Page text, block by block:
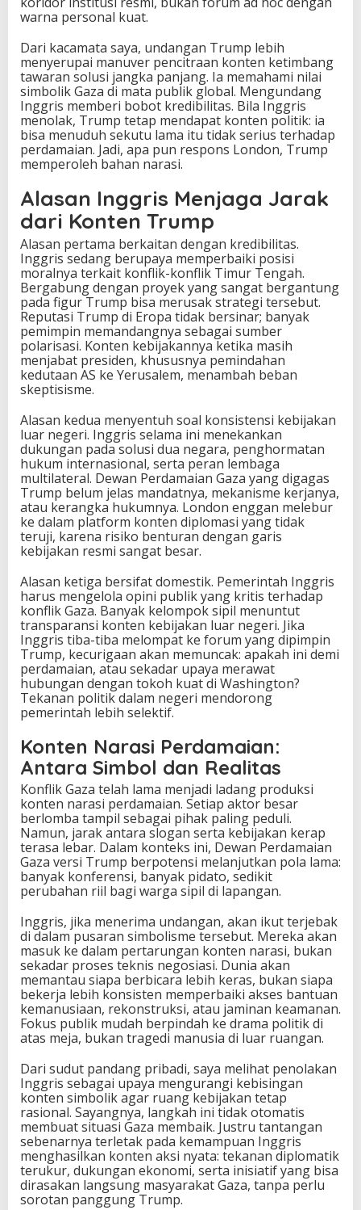
warna personal kuat.
Dari kacamata saya, undangan Trump lebih
menyerupai manuver pencitraan konten ketimbang
tawaran solusi jangka panjang. Ia memahami nilai
simbolik Gaza di mata publik global. Mengundang
Inggris memberi bobot kredibilitas. Bila Inggris
menolak, Trump tetap mendapat konten politik: ia
bisa menuduh sekutu lama itu tidak serius terhadap
perdamaian. Jadi, apa pun respons London, Trump
memperoleh bahan narasi.
Alasan Inggris Menjaga Jarak
dari Konten Trump
Alasan pertama berkaitan dengan kredibilitas.
Inggris sedang berupaya memperbaiki posisi
moralnya terkait konflik-konflik Timur Tengah.
Bergabung dengan proyek yang sangat bergantung
pada figur Trump bisa merusak strategi tersebut.
Reputasi Trump di Eropa tidak bersinar; banyak
pemimpin memandangnya sebagai sumber
polarisasi. Konten kebijakannya ketika masih
menjabat presiden, khususnya pemindahan
kedutaan AS ke Yerusalem, menambah beban
skeptisisme.
Alasan kedua menyentuh soal konsistensi kebijakan
luar negeri. Inggris selama ini menekankan
dukungan pada solusi dua negara, penghormatan
hukum internasional, serta peran lembaga
multilateral. Dewan Perdamaian Gaza yang digagas
Trump belum jelas mandatnya, mekanisme kerjanya,
atau kerangka hukumnya. London enggan melebur
ke dalam platform konten diplomasi yang tidak
teruji, karena risiko benturan dengan garis
kebijakan resmi sangat besar.
Alasan ketiga bersifat domestik. Pemerintah Inggris
harus mengelola opini publik yang kritis terhadap
konflik Gaza. Banyak kelompok sipil menuntut
transparansi konten kebijakan luar negeri. Jika
Inggris tiba-tiba melompat ke forum yang dipimpin
Trump, kecurigaan akan memuncak: apakah ini demi
perdamaian, atau sekadar upaya merawat
hubungan dengan tokoh kuat di Washington?
Tekanan politik dalam negeri mendorong
pemerintah lebih selektif.
Konten Narasi Perdamaian:
Antara Simbol dan Realitas
Konflik Gaza telah lama menjadi ladang produksi
konten narasi perdamaian. Setiap aktor besar
berlomba tampil sebagai pihak paling peduli.
Namun, jarak antara slogan serta kebijakan kerap
terasa lebar. Dalam konteks ini, Dewan Perdamaian
Gaza versi Trump berpotensi melanjutkan pola lama:
banyak konferensi, banyak pidato, sedikit
perubahan riil bagi warga sipil di lapangan.
Inggris, jika menerima undangan, akan ikut terjebak
di dalam pusaran simbolisme tersebut. Mereka akan
masuk ke dalam pertarungan konten narasi, bukan
sekadar proses teknis negosiasi. Dunia akan
memantau siapa berbicara lebih keras, bukan siapa
bekerja lebih konsisten memperbaiki akses bantuan
kemanusiaan, rekonstruksi, atau jaminan keamanan.
Fokus publik mudah berpindah ke drama politik di
atas meja, bukan tragedi manusia di luar ruangan.
Dari sudut pandang pribadi, saya melihat penolakan
Inggris sebagai upaya mengurangi kebisingan
konten simbolik agar ruang kebijakan tetap
rasional. Sayangnya, langkah ini tidak otomatis
membuat situasi Gaza membaik. Justru tantangan
sebenarnya terletak pada kemampuan Inggris
menghasilkan konten aksi nyata: tekanan diplomatik
terukur, dukungan ekonomi, serta inisiatif yang bisa
dirasakan langsung masyarakat Gaza, tanpa perlu
sorotan panggung Trump.